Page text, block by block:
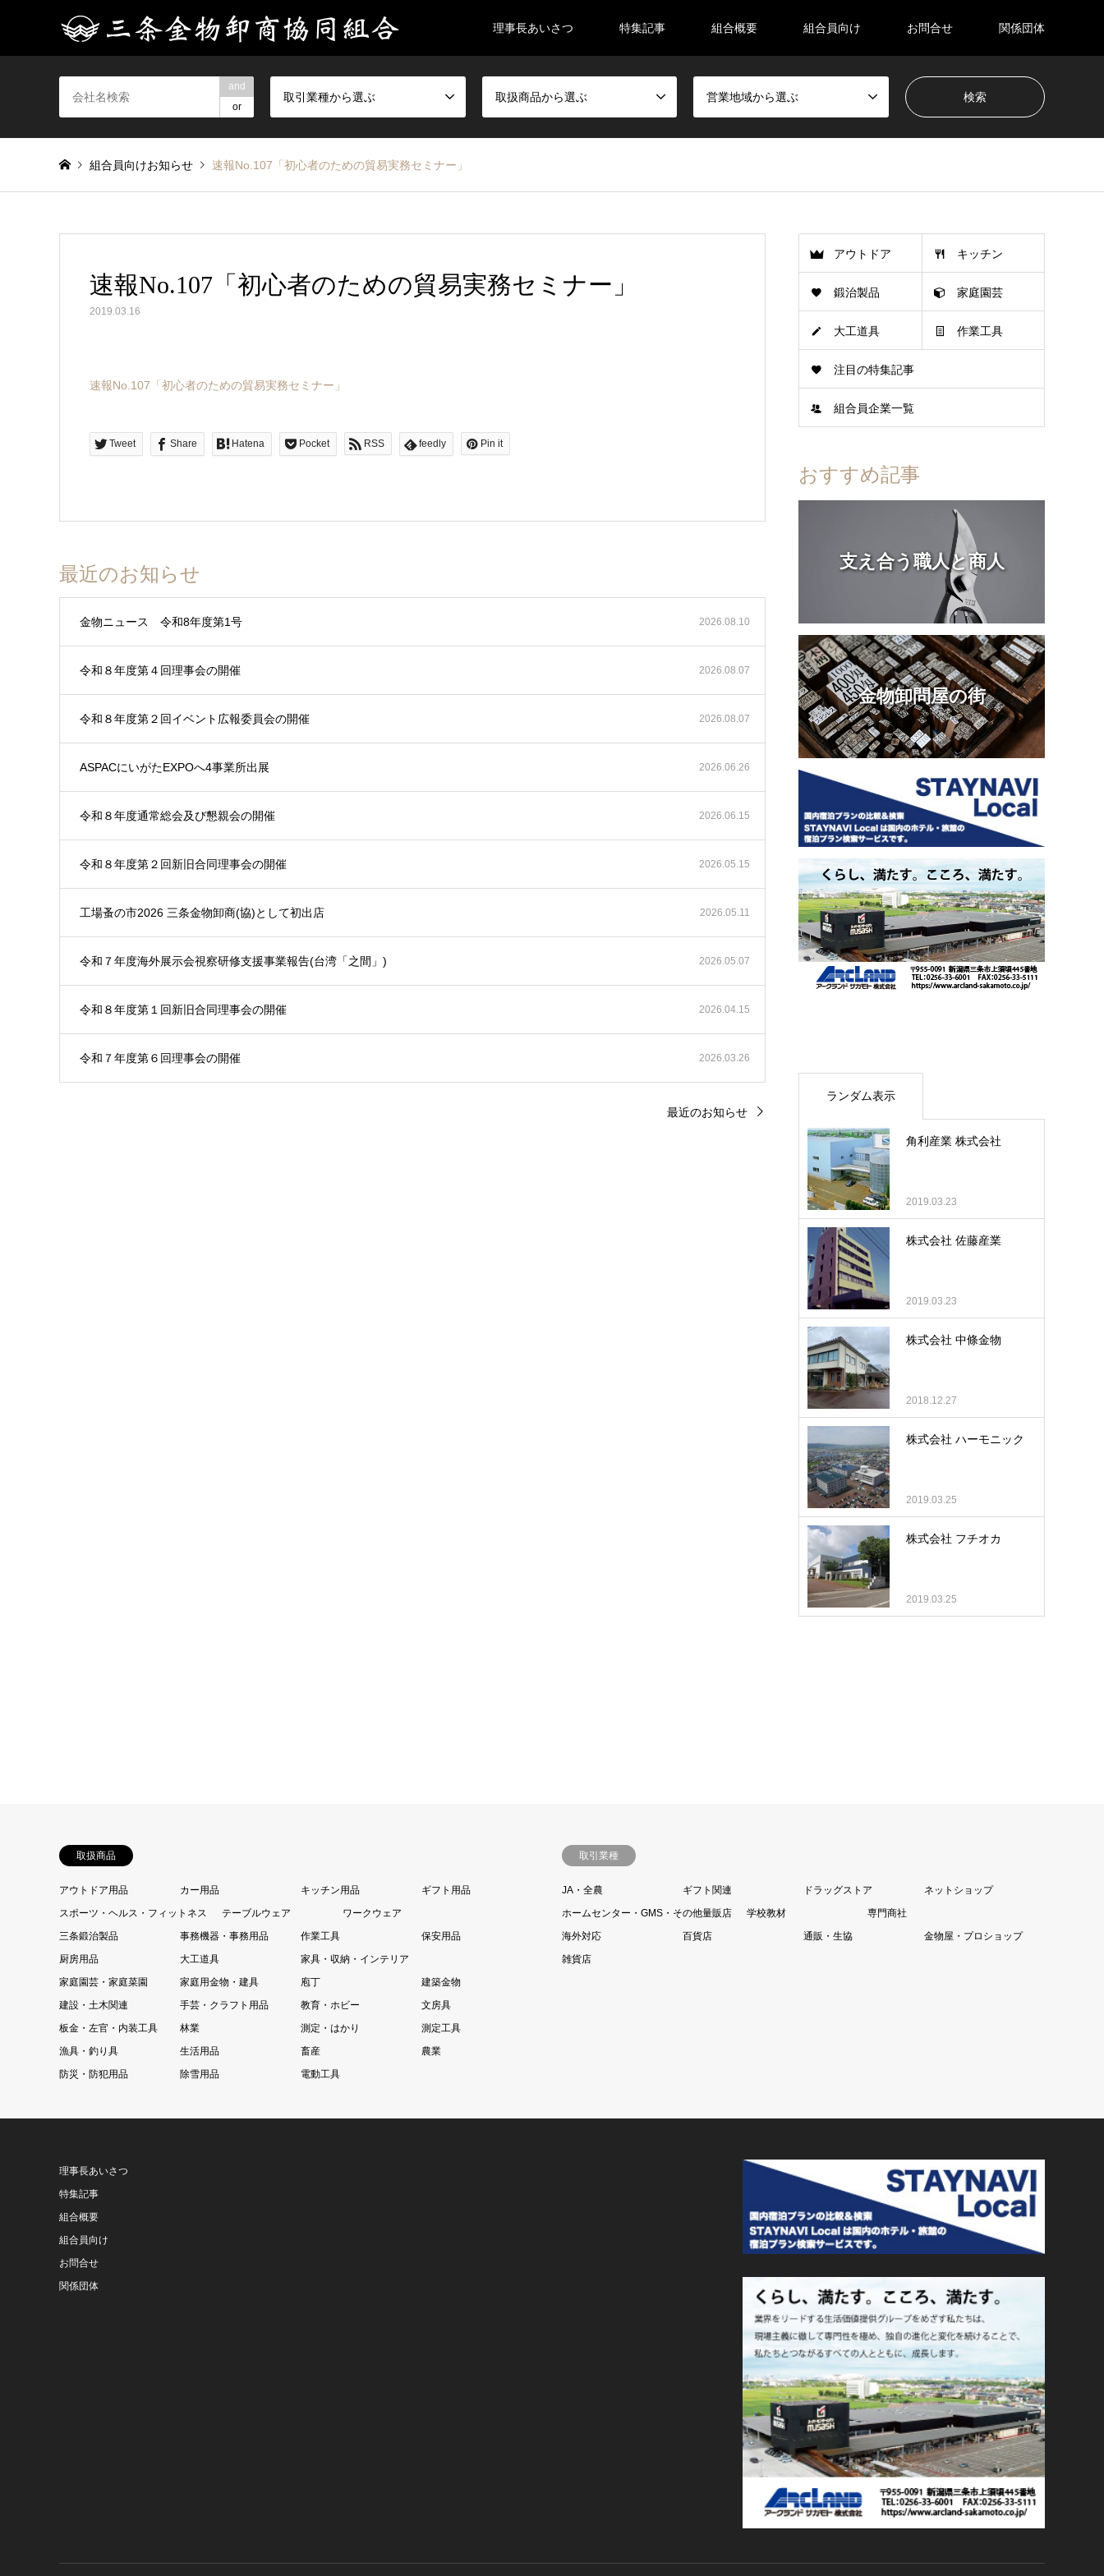
理事長あいさつ 特集記事 組合概要 組合員向け お問合せ 関係団体
and
or
取引業種から選ぶ 取扱商品から選ぶ 営業地域から選ぶ
組合員向けお知らせ 速報No.107「初心者のための貿易実務セミナー」
速報No.107「初心者のための貿易実務セミナー」
2019.03.16
速報No.107「初心者のための貿易実務セミナー」
Tweet Share Hatena Pocket RSS feedly Pin it
最近のお知らせ
金物ニュース 令和8年度第1号 2026.08.10
令和８年度第４回理事会の開催 2026.08.07
令和８年度第２回イベント広報委員会の開催 2026.08.07
ASPACにいがたEXPOへ4事業所出展 2026.06.26
令和８年度通常総会及び懇親会の開催 2026.06.15
令和８年度第２回新旧合同理事会の開催 2026.05.15
工場蚤の市2026 三条金物卸商(協)として初出店 2026.05.11
令和７年度海外展示会視察研修支援事業報告(台湾「之間」) 2026.05.07
令和８年度第１回新旧合同理事会の開催 2026.04.15
令和７年度第６回理事会の開催 2026.03.26
最近のお知らせ
アウトドア キッチン
鍛治製品 家庭園芸
大工道具 作業工具
注目の特集記事
組合員企業一覧
おすすめ記事
支え合う職人と商人
金物卸問屋の街
ランダム表示
角利産業 株式会社
2019.03.23
株式会社 佐藤産業
2019.03.23
株式会社 中條金物
2018.12.27
株式会社 ハーモニック
2019.03.25
株式会社 フチオカ
2019.03.25
取扱商品
アウトドア用品 カー用品 キッチン用品
ギフト用品
スポーツ・ヘルス・フィットネス
テーブルウェア
ワークウェア
三条鍛治製品
事務機器・事務用品 作業工具
保安用品
厨房用品
大工道具
家具・収納・インテリア
家庭園芸・家庭菜園
家庭用金物・建具 庖丁
建築金物
建設・土木関連
手芸・クラフト用品 教育・ホビー
文房具
板金・左官・内装工具
林業 測定・はかり
測定工具
漁具・釣り具
生活用品 畜産
農業
防災・防犯用品
除雪用品 電動工具
取引業種
JA・全農 ギフト関連 ドラッグストア
ネットショップ
ホームセンター・GMS・その他量販店
学校教材
専門商社
海外対応
百貨店 通販・生協
金物屋・プロショップ
雑貨店
理事長あいさつ
特集記事
組合概要
組合員向け
お問合せ
関係団体